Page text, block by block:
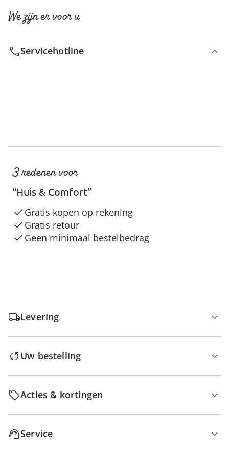
We zijn er voor u
Servicehotline
3 redenen voor
“Huis & Comfort”
Gratis kopen op rekening
Gratis retour
Geen minimaal bestelbedrag
Levering
Uw bestelling
Acties & kortingen
Service